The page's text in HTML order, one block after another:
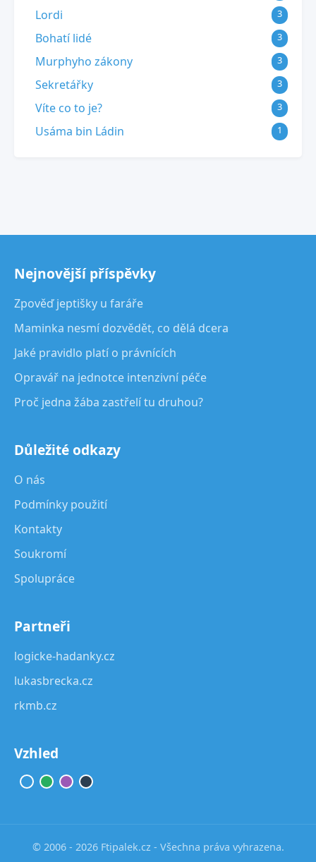
Lordi 3
Bohatí lidé 3
Murphyho zákony 3
Sekretářky 3
Víte co to je? 3
Usáma bin Ládin 1
Nejnovější příspěvky
Zpověď jeptišky u faráře
Maminka nesmí dozvědět, co dělá dcera
Jaké pravidlo platí o právnících
Opravář na jednotce intenzivní péče
Proč jedna žába zastřelí tu druhou?
Důležité odkazy
O nás
Podmínky použití
Kontakty
Soukromí
Spolupráce
Partneři
logicke-hadanky.cz
lukasbrecka.cz
rkmb.cz
Vzhled
© 2006 - 2026 Ftipalek.cz - Všechna práva vyhrazena.